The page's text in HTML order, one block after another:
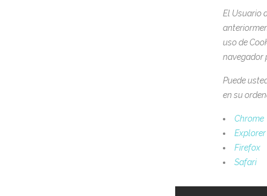
El Usuario
uso de
navegador
Puede
en su
Chrome
Explorer
Firefox
Safari